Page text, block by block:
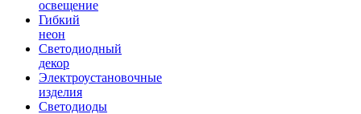
освещение
Гибкий
неон
Светодиодный
декор
Электроустановочные
изделия
Светодиоды